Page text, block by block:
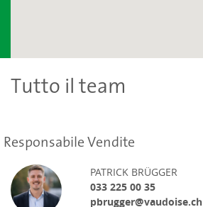
Tutto il team
Responsabile Vendite
PATRICK BRÜGGER
033 225 00 35
pbrugger@vaudoise.ch